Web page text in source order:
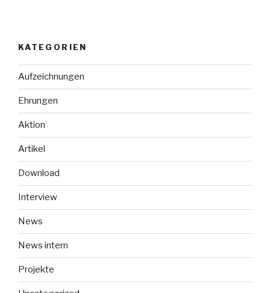
KATEGORIEN
Aufzeichnungen
Ehrungen
Aktion
Artikel
Download
Interview
News
News intern
Projekte